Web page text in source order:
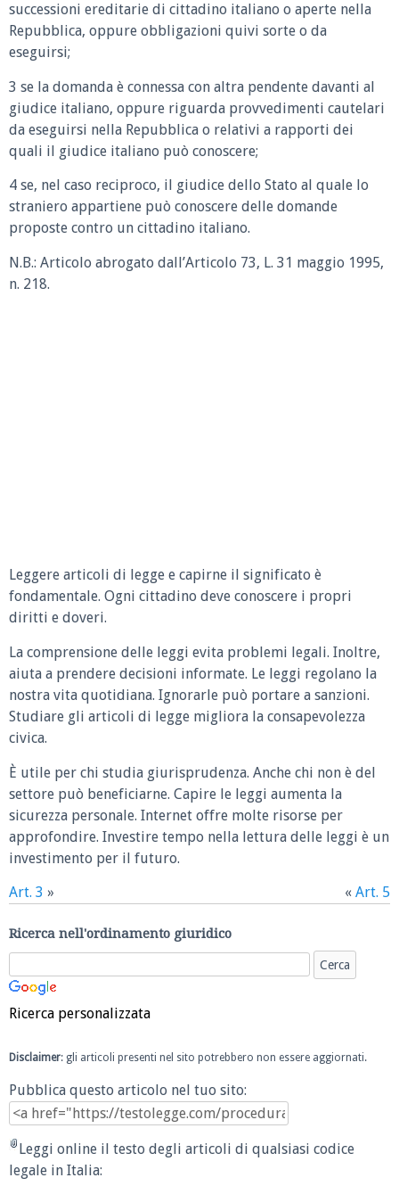
successioni ereditarie di cittadino italiano o aperte nella
Repubblica, oppure obbligazioni quivi sorte o da
eseguirsi;
3 se la domanda è connessa con altra pendente davanti al
giudice italiano, oppure riguarda provvedimenti cautelari
da eseguirsi nella Repubblica o relativi a rapporti dei
quali il giudice italiano può conoscere;
4 se, nel caso reciproco, il giudice dello Stato al quale lo
straniero appartiene può conoscere delle domande
proposte contro un cittadino italiano.
N.B.: Articolo abrogato dall’Articolo 73, L. 31 maggio 1995,
n. 218.
Leggere articoli di legge e capirne il significato è
fondamentale. Ogni cittadino deve conoscere i propri
diritti e doveri.
La comprensione delle leggi evita problemi legali. Inoltre,
aiuta a prendere decisioni informate. Le leggi regolano la
nostra vita quotidiana. Ignorarle può portare a sanzioni.
Studiare gli articoli di legge migliora la consapevolezza
civica.
È utile per chi studia giurisprudenza. Anche chi non è del
settore può beneficiarne. Capire le leggi aumenta la
sicurezza personale. Internet offre molte risorse per
approfondire. Investire tempo nella lettura delle leggi è un
investimento per il futuro.
Art. 3 » « Art. 5
Ricerca nell'ordinamento giuridico
Ricerca personalizzata
Disclaimer: gli articoli presenti nel sito potrebbero non essere aggiornati.
Pubblica questo articolo nel tuo sito:
Leggi online il testo degli articoli di qualsiasi codice
legale in Italia: